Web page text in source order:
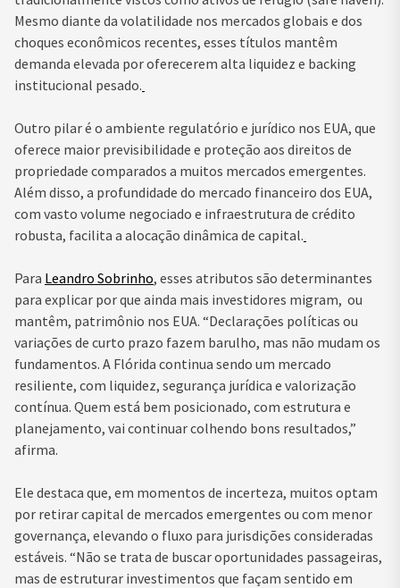
Mesmo diante da volatilidade nos mercados globais e dos
choques econômicos recentes, esses títulos mantêm
demanda elevada por oferecerem alta liquidez e backing
institucional pesado.
Outro pilar é o ambiente regulatório e jurídico nos EUA, que
oferece maior previsibilidade e proteção aos direitos de
propriedade comparados a muitos mercados emergentes.
Além disso, a profundidade do mercado financeiro dos EUA,
com vasto volume negociado e infraestrutura de crédito
robusta, facilita a alocação dinâmica de capital.
Para Leandro Sobrinho, esses atributos são determinantes
para explicar por que ainda mais investidores migram, ou
mantêm, patrimônio nos EUA. “Declarações políticas ou
variações de curto prazo fazem barulho, mas não mudam os
fundamentos. A Flórida continua sendo um mercado
resiliente, com liquidez, segurança jurídica e valorização
contínua. Quem está bem posicionado, com estrutura e
planejamento, vai continuar colhendo bons resultados,”
afirma.
Ele destaca que, em momentos de incerteza, muitos optam
por retirar capital de mercados emergentes ou com menor
governança, elevando o fluxo para jurisdições consideradas
estáveis. “Não se trata de buscar oportunidades passageiras,
mas de estruturar investimentos que façam sentido em